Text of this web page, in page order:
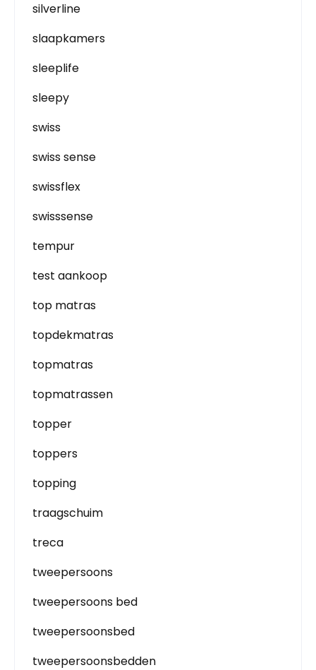
silverline
slaapkamers
sleeplife
sleepy
swiss
swiss sense
swissflex
swisssense
tempur
test aankoop
top matras
topdekmatras
topmatras
topmatrassen
topper
toppers
topping
traagschuim
treca
tweepersoons
tweepersoons bed
tweepersoonsbed
tweepersoonsbedden